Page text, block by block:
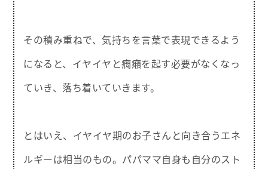
その積み重ねで、気持ちを言葉で表現できるよう
になると、イヤイヤと癇癪を起す必要がなくなっ
ていき、落ち着いていきます。
とはいえ、イヤイヤ期のお子さんと向き合うエネ
ルギーは相当のもの。パパママ自身も自分のスト